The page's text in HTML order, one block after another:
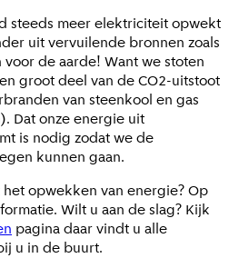
steeds meer elektriciteit opwekt
uit vervuilende bronnen zoals
de aarde! Want we stoten
groot deel van de CO2-uitstoot
van steenkool en gas
Dat onze energie uit
is nodig zodat we de
kunnen gaan.
opwekken van energie? Op
Wilt u aan de slag? Kijk
pagina daar vindt u alle
u in de buurt.